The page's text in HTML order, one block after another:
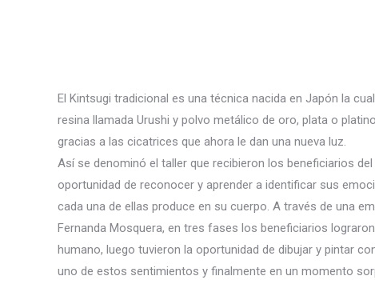
El Kintsugi tradicional es una técnica nacida en Japón la
resina llamada Urushi y polvo metálico de oro, plata o
gracias a las cicatrices que ahora le dan una nueva luz.
Así se denominó el taller que recibieron los beneficiarios
oportunidad de reconocer y aprender a identificar sus
cada una de ellas produce en su cuerpo. A través de una
Fernanda Mosquera, en tres fases los beneficiarios
humano, luego tuvieron la oportunidad de dibujar y pintar
uno de estos sentimientos y finalmente en un momento